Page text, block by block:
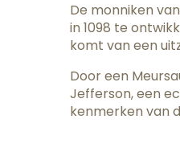
De monniken
in 1098 te
komt van een
Door een
Jefferson, een
kenmerken van